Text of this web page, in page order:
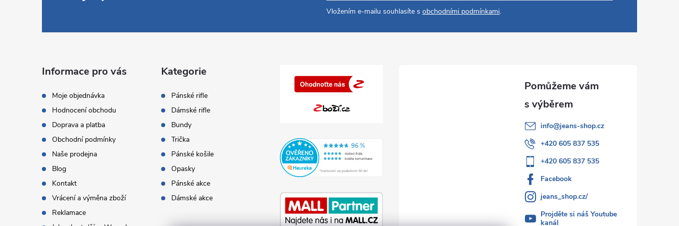
Vložením e-mailu souhlasíte s obchodními podmínkami.
Informace pro vás
Moje objednávka
Hodnocení obchodu
Doprava a platba
Obchodní podmínky
Naše prodejna
Blog
Kontakt
Vrácení a výměna zboží
Reklamace
Kategorie
Pánské rifle
Dámské rifle
Bundy
Trička
Pánské košile
Opasky
Pánské akce
Dámské akce
info@jeans-shop.cz
+420 605 837 535
+420 605 837 535
Facebook
jeans_shop.cz/
Projděte si náš Youtube
kanál